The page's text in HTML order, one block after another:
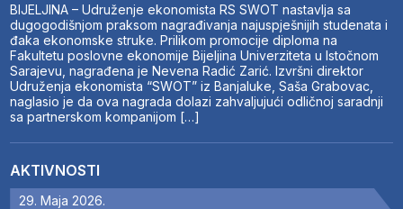
BIJELJINA – Udruženje ekonomista RS SWOT nastavlja sa
dugogodišnjom praksom nagrađivanja najuspješnijih studenata i
đaka ekonomske struke. Prilikom promocije diploma na
Fakultetu poslovne ekonomije Bijeljina Univerziteta u Istočnom
Sarajevu, nagrađena je Nevena Radić Zarić. Izvršni direktor
Udruženja ekonomista “SWOT” iz Banjaluke, Saša Grabovac,
naglasio je da ova nagrada dolazi zahvaljujući odličnoj saradnji
sa partnerskom kompanijom […]
AKTIVNOSTI
29. Maja 2026.